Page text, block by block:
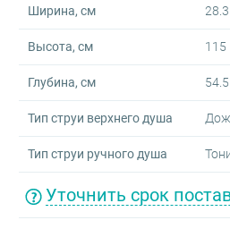
Ширина, см 28.3
Высота, см 115
Глубина, см 54.5
Тип струи верхнего душа
Тип струи ручного душа
Уточнить срок